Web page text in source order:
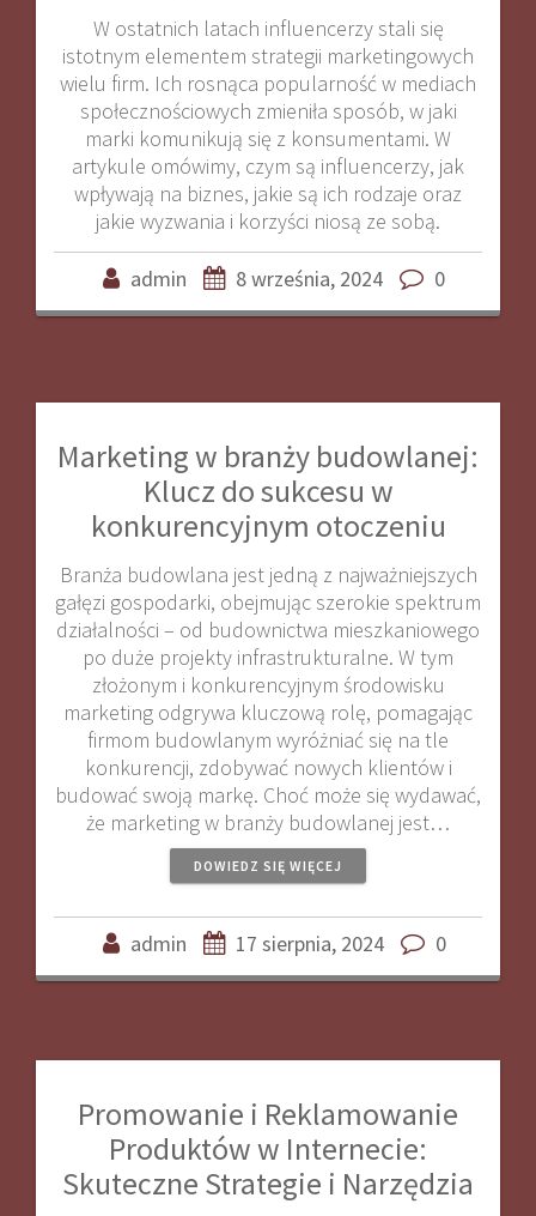
W ostatnich latach influencerzy stali się
istotnym elementem strategii marketingowych
wielu firm. Ich rosnąca popularność w mediach
społecznościowych zmieniła sposób, w jaki
marki komunikują się z konsumentami. W
artykule omówimy, czym są influencerzy, jak
wpływają na biznes, jakie są ich rodzaje oraz
jakie wyzwania i korzyści niosą ze sobą.
admin 8 września, 2024 0
Marketing w branży budowlanej:
Klucz do sukcesu w
konkurencyjnym otoczeniu
Branża budowlana jest jedną z najważniejszych
gałęzi gospodarki, obejmując szerokie spektrum
działalności – od budownictwa mieszkaniowego
po duże projekty infrastrukturalne. W tym
złożonym i konkurencyjnym środowisku
marketing odgrywa kluczową rolę, pomagając
firmom budowlanym wyróżniać się na tle
konkurencji, zdobywać nowych klientów i
budować swoją markę. Choć może się wydawać,
że marketing w branży budowlanej jest…
DOWIEDZ SIĘ WIĘCEJ
admin 17 sierpnia, 2024 0
Promowanie i Reklamowanie
Produktów w Internecie:
Skuteczne Strategie i Narzędzia